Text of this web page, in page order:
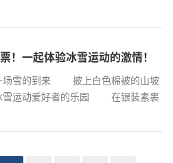
！一起体验冰雪运动的激情！
雪的到来 披上白色棉被的山坡
运动爱好者的乐园 在银装素裹